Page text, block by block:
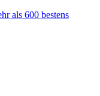
als 600 bestens